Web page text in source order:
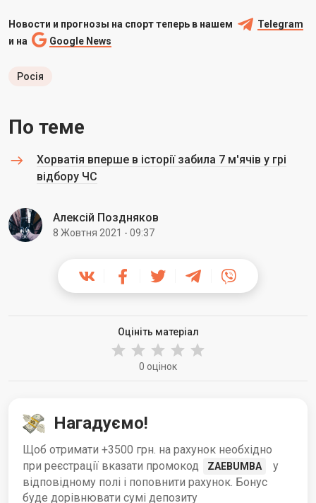
Новости и прогнозы на спорт теперь в нашем
Telegram
и на
Google News
Росія
По теме
Хорватія вперше в історії забила 7 м'ячів у грі
відбору ЧС
Алексій Поздняков
8 Жовтня 2021 - 09:37
Оцініть матеріал
0 оцінок
Нагадуємо!
Щоб отримати +3500 грн. на рахунок необхідно
при реєстрації вказати промокод
ZAEBUMBA
у
відповідному полі і поповнити рахунок. Бонус
буде дорівнювати сумі депозиту